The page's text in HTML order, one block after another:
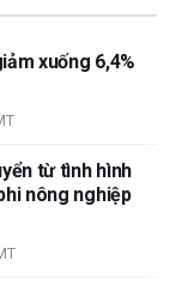
xuống 6,4%
từ tình hình
nông nghiệp